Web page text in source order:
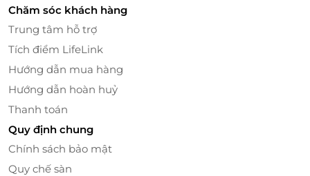
Chăm sóc khách hàng
Trung tâm hỗ trợ
Tích điểm LifeLink
Hướng dẫn mua hàng
Hướng dẫn hoàn huỷ
Thanh toán
Quy định chung
Chính sách bảo mật
Quy chế sàn